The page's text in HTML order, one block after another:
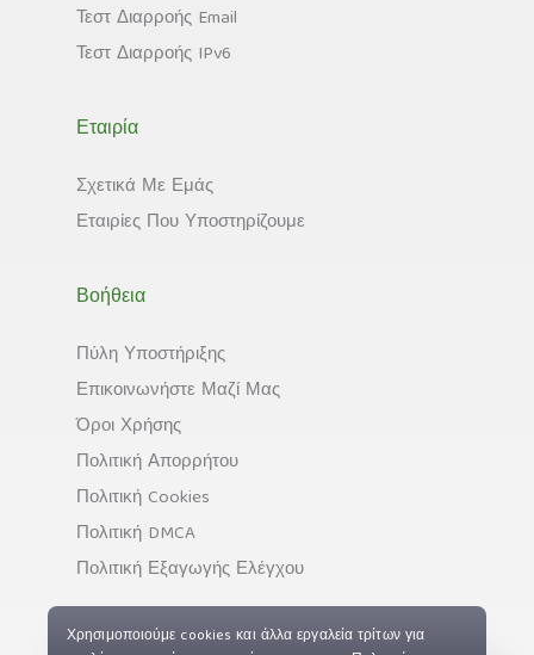
Τεστ Διαρροής Email
Τεστ Διαρροής IPv6
Εταιρία
Σχετικά Με Εμάς
Εταιρίες Που Υποστηρίζουμε
Βοήθεια
Πύλη Υποστήριξης
Επικοινωνήστε Μαζί Μας
Όροι Χρήσης
Πολιτική Απορρήτου
Πολιτική Cookies
Πολιτική DMCA
Πολιτική Εξαγωγής Ελέγχου